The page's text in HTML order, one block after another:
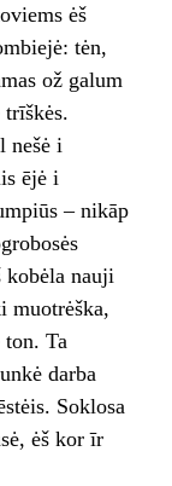
ėš
tėn,
ož galum
nešė i
ējė i
– nikāp
kobėla nauji
muotrėška,
ton. Ta
darba
Soklosa
ėš kor īr